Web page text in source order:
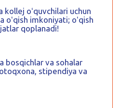
kollej oʻquvchilari uchun
oʻqish imkoniyati; oʻqish
qoplanadi!
bosqichlar va sohalar
stipendiya va